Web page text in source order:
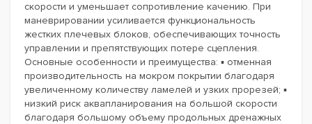
скорости и уменьшает сопротивление качению. При
маневрировании усиливается функциональность
жестких плечевых блоков, обеспечивающих точность
управлении и препятствующих потере сцепления.
Основные особенности и преимущества: ▪ отменная
производительность на мокром покрытии благодаря
увеличенному количеству ламелей и узких прорезей; ▪
низкий риск аквапланирования на большой скорости
благодаря большому объему продольных дренажных